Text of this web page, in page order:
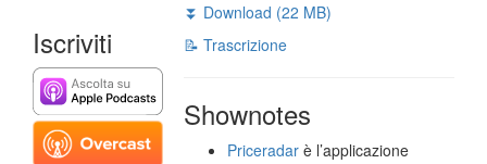
Iscriviti
⏬ Download (22 MB)
📝 Trascrizione
Shownotes
Priceradar è l’applicazione